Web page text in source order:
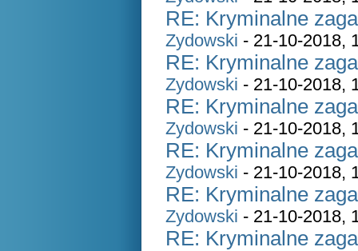
RE: Kryminalne
Zydowski - 21-10-2018,
RE: Kryminalne
Zydowski - 21-10-2018,
RE: Kryminalne
Zydowski - 21-10-2018,
RE: Kryminalne
Zydowski - 21-10-2018,
RE: Kryminalne
Zydowski - 21-10-2018,
RE: Kryminalne